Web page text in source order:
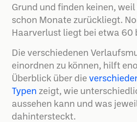
Grund und finden keinen,
schon Monate zurückliegt.
Haarverlust liegt bei etwa 60
Die verschiedenen
einordnen zu können, hilft
Überblick über die
Typen zeigt, wie
aussehen kann und was
dahintersteckt.